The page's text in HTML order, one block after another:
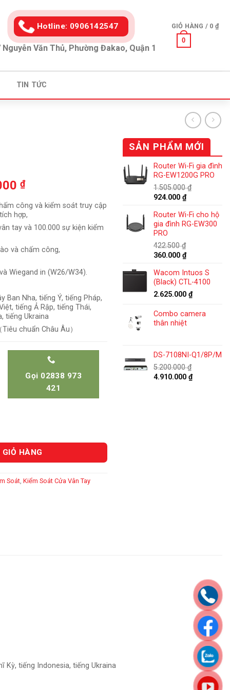
Hotline: 0906142547
Nguyễn Văn Thủ, Phường Đakao, Quận 1
GIỎ HÀNG / 0 ₫
0
TIN TỨC
₫.
₫Giá
tại
là:
2.750.000 ₫.
công và kiểm soát truy cập
hợp,
tay và 100.000 sự kiện kiểm
và chấm công,
Wiegand in (W26/W34).
Ban Nha, tiếng Ý, tiếng Pháp,
tiếng Ả Rập, tiếng Thái,
tiếng Ukraina
chuẩn Châu Âu）
Gọi 02838 973
421
HÀNG
Soát, Kiểm Soát Cửa Vân Tay
SẢN PHẨM MỚI
Router Wi-Fi gia đình
RG-EW1200G PRO
1.505.000₫
Giá
là:
1.505.000 ₫.
924.000 ₫Giá
tại
là:
Router Wi-Fi cho hộ
gia đình RG-EW300
PRO
422.500₫
Giá
là:
422.500 ₫.
360.000 ₫Giá
tại
là:
360.000 ₫.
Wacom Intuos S
(Black) CTL-4100
2.625.000 ₫
Combo camera
thân nhiệt
DS-7108NI-Q1/8P/M
5.200.000₫
Giá
4.910.000 ₫Giá
Kỳ, tiếng Indonesia, tiếng Ukraina